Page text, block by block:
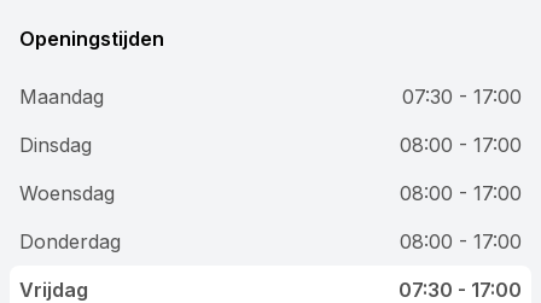
Openingstijden
Maandag
07:30 - 17:00
Dinsdag
08:00 - 17:00
Woensdag
08:00 - 17:00
Donderdag
08:00 - 17:00
Vrijdag
07:30 - 17:00